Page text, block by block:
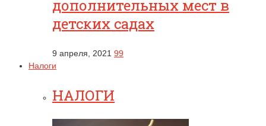
дополнительных мест в
детских садах
9 апреля, 2021 99
Налоги
НАЛОГИ